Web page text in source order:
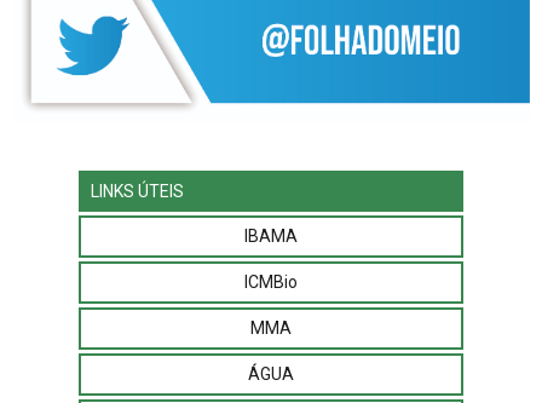
LINKS ÚTEIS
IBAMA
ICMBio
MMA
ÁGUA